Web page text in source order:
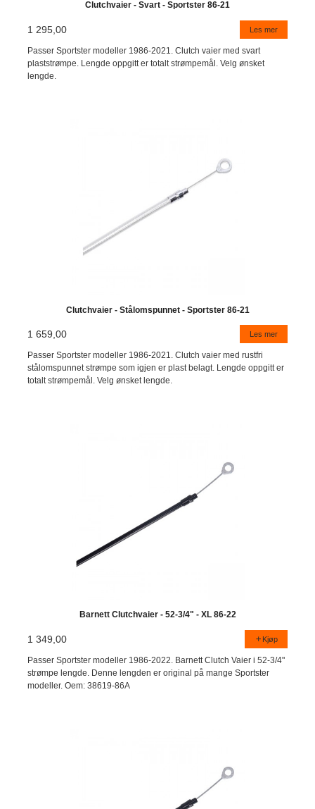
Clutchvaier - Svart - Sportster 86-21
1 295,00 Les mer
Passer Sportster modeller 1986-2021. Clutch vaier med svart
plaststrømpe. Lengde oppgitt er totalt strømpemål. Velg ønsket
lengde.
Clutchvaier - Stålomspunnet - Sportster 86-21
1 659,00 Les mer
Passer Sportster modeller 1986-2021. Clutch vaier med rustfri
stålomspunnet strømpe som igjen er plast belagt. Lengde oppgitt er
totalt strømpemål. Velg ønsket lengde.
Barnett Clutchvaier - 52-3/4" - XL 86-22
1 349,00 Kjøp
Passer Sportster modeller 1986-2022. Barnett Clutch Vaier i 52-3/4"
strømpe lengde. Denne lengden er original på mange Sportster
modeller. Oem: 38619-86A